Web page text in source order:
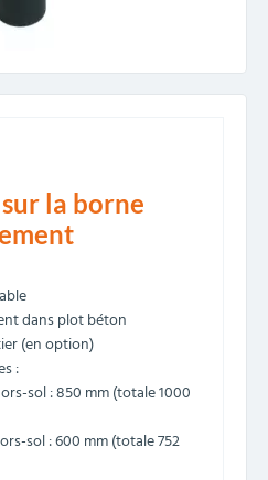
la borne
dans plot béton
(en option)
:
sol : 850 mm (totale 1000
sol : 600 mm (totale 752